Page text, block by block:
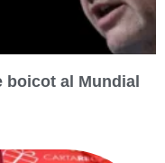
boicot al Mundial